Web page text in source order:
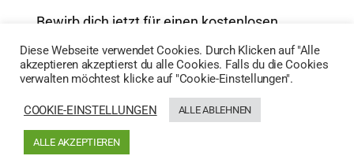
„Bewirb dich jetzt für einen kostenlosen
Wassertest und entdecke die Vorteile von
AktivWasser für Chlor im Trinkwasser in
Langen!“
HIER GEHTS ZUM WASSERTEST
Diese Webseite verwendet Cookies. Durch Klicken auf "Alle
akzeptieren akzeptierst du alle Cookies. Falls du die Cookies
verwalten möchtest klicke auf "Cookie-Einstellungen".
COOKIE-EINSTELLUNGEN ALLE ABLEHNEN
ALLE AKZEPTIEREN